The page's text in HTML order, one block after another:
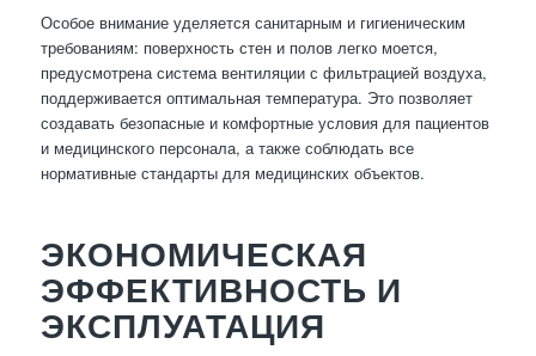
Особое внимание уделяется санитарным и гигиеническим
требованиям: поверхность стен и полов легко моется,
предусмотрена система вентиляции с фильтрацией воздуха,
поддерживается оптимальная температура. Это позволяет
создавать безопасные и комфортные условия для пациентов
и медицинского персонала, а также соблюдать все
нормативные стандарты для медицинских объектов.
ЭКОНОМИЧЕСКАЯ
ЭФФЕКТИВНОСТЬ И
ЭКСПЛУАТАЦИЯ